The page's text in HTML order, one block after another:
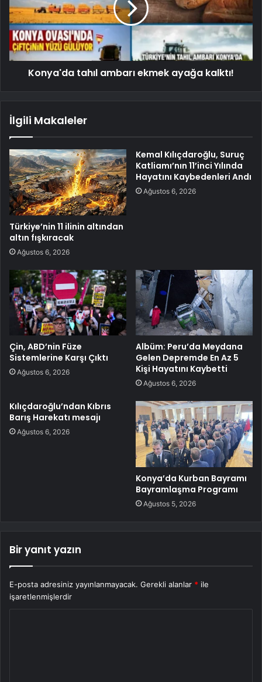
Konya'da tahıl ambarı ekmek ayağa kalktı!
İlgili Makaleler
Türkiye’nin 11 ilinin altından
altın fışkıracak
Ağustos 6, 2026
Kemal Kılıçdaroğlu, Suruç
Katliamı’nın 11’inci Yılında
Hayatını Kaybedenleri Andı
Ağustos 6, 2026
Çin, ABD’nin Füze
Sistemlerine Karşı Çıktı
Ağustos 6, 2026
Albüm: Peru’da Meydana
Gelen Depremde En Az 5
Kişi Hayatını Kaybetti
Ağustos 6, 2026
Kılıçdaroğlu’ndan Kıbrıs
Barış Harekatı mesajı
Ağustos 6, 2026
Konya’da Kurban Bayramı
Bayramlaşma Programı
Ağustos 5, 2026
Bir yanıt yazın
E-posta adresiniz yayınlanmayacak. Gerekli alanlar * ile
işaretlenmişlerdir